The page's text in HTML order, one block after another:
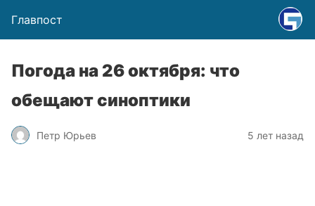
Главпост
Погода на 26 октября: что
обещают синоптики
Петр Юрьев 5 лет назад